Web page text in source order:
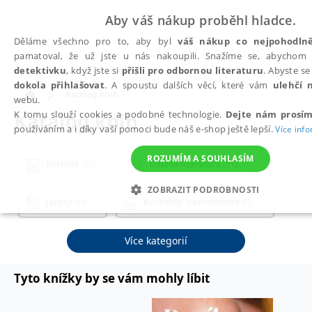
Katalog knih
Dětská literatura (11)
Osobní rozvoj a poznání (7)
Podnikání, ekonomie a finance (7)
Více kategorií
Tyto knížky by se vám mohly líbit
Aby váš nákup proběhl hladce.
Děláme všechno pro to, aby bylváš nákup co
pamatoval, že už jste u nás nakoupili. Snažíme se,
detektivku, když jste si přišli pro odbornou literaturu. Abyste
dokola přihlašovat. A spoustu dalších věcí, které vám ulehčí
webu.
K tomu slouží cookies a podobné technologie. Dejte nám
používáním a i díky vaší pomoci bude náš e-shop ještě lepší.Více
ROZUMÍM A SOUHLASÍM
ZOBRAZIT PODROBNOSTI
NEZBYTNÉ ANALYTICKÉ MARKETINGOVÉ
NEZAŘAZENÉ SOUBORY
Marketingové Funkční